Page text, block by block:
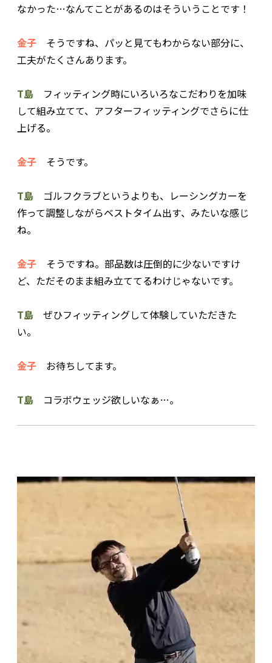
なかった…なんてことがあるのはそういうことです！
金子 そうですね、パッと見てもわからない部分に、
工夫がたくさんあります。
T島 フィッティング時にいろいろなこだわりを加味
して組み立てて、アフターフィッティングでさらに仕
上げる。
金子 そうです。
T島 ゴルフクラブというよりも、レーシングカーを
作って調整しながらベストタイム出す、みたいな感じ
ね。
金子 そうですね。部品数は圧倒的に少ないですけ
ど、ただそのまま組み立ててるわけじゃないです。
T島 ぜひフィッティングして体験していただきた
い。
金子 お待ちしてます。
T島 コラボウェッジ欲しいなぁ…。